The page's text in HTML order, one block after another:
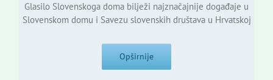
Glasilo Slovenskoga doma bilježi najznačajnije događaje u
Slovenskom domu i Savezu slovenskih društava u Hrvatskoj
Opširnije